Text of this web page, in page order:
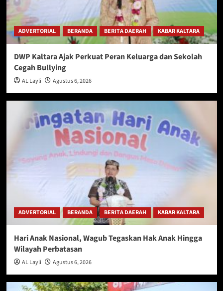
ADVERTORIAL BERANDA BERITA DAERAH KABAR KALTARA
DWP Kaltara Ajak Perkuat Peran Keluarga dan Sekolah
Cegah Bullying
AL Layli Agustus 6, 2026
ADVERTORIAL BERANDA BERITA DAERAH KABAR KALTARA
Hari Anak Nasional, Wagub Tegaskan Hak Anak Hingga
Wilayah Perbatasan
AL Layli Agustus 6, 2026